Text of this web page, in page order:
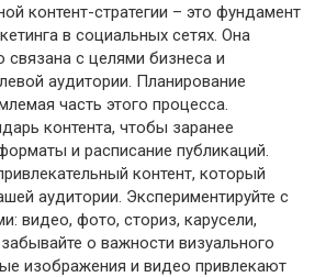
контент-стратегии – это фундамент
в социальных сетях. Она
с целями бизнеса и
аудитории. Планирование
часть этого процесса.
контента, чтобы заранее
и расписание публикаций.
контент, который
аудитории. Экспериментируйте с
видео, фото, сториз, карусели,
о важности визуального
изображения и видео привлекают